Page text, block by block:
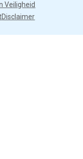
Veiligheid
Disclaimer